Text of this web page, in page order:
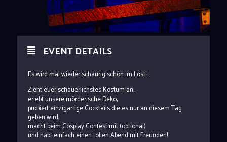
EVENT DETAILS
Es wird mal wieder schaurig schön im Lost!
Zieht euer schauerlichstes Kostüm an,
erlebt unsere mörderische Deko,
probiert einzigartige Cocktails die es nur an diesem Tag
geben wird,
macht beim Cosplay Contest mit (optional)
und habt einfach einen tollen Abend mit Freunden!